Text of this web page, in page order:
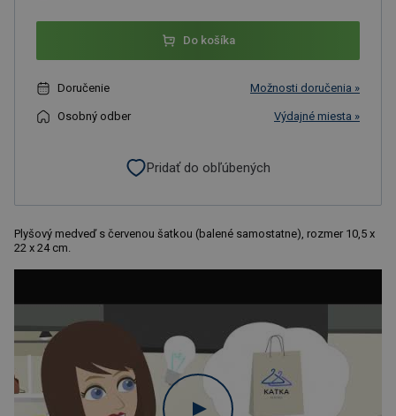
Do košíka
Doručenie Možnosti doručenia »
Osobný odber Výdajné miesta »
Pridať do obľúbených
Plyšový medveď s červenou šatkou (balené samostatne), rozmer 10,5 x
22 x 24 cm.